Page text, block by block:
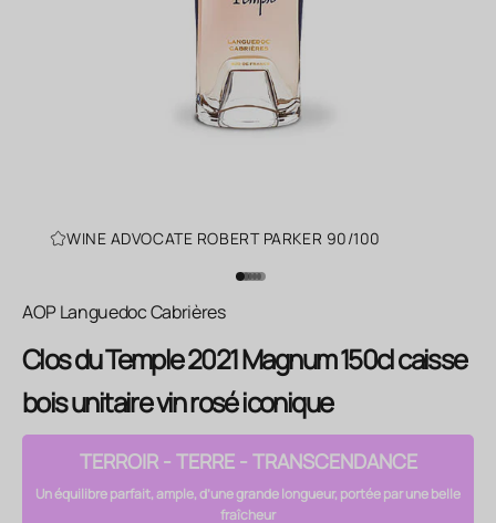
WINE ADVOCATE ROBERT PARKER 90/100
Aller à l'élément 1
Aller à l'élément 2
Aller à l'élément 3
Aller à l'élément 4
Aller à l'élément 5
Aller à l'élément 6
AOP Languedoc Cabrières
Clos du Temple 2021 Magnum 150cl caisse
bois unitaire vin rosé iconique
TERROIR - TERRE - TRANSCENDANCE
Un équilibre parfait, ample, d’une grande longueur, portée par une belle
fraîcheur